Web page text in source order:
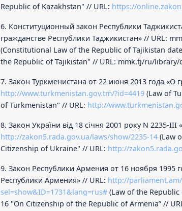
Republic of Kazakhstan" // URL: https://
6. Конституционный закон Республики
гражданстве Республики Таджикистан» // URL:
(Constitutional Law of the Republic of Tajikistan
the Republic of Tajikistan" // URL: mmk.tj/ru/library/
7. Закон Туркменистана от 22 июня 2013 года «О
http://www.turkmenistan.gov.tm/?id=4419 (Law of
of Turkmenistan" // URL: http://
8. Закон України від 18 січня 2001 року N 2235-
http://zakon5.rada.gov.ua/laws/show/2235-14 (Law
Citizenship of Ukraine" // URL: http://
9. Закон Республики Армения от 16 ноября 1995
Республики Армения» // URL: http://
sel=show&ID=1731&lang=rus# (Law of the Republic
16 "On Citizenship of the Republic of Armenia” //